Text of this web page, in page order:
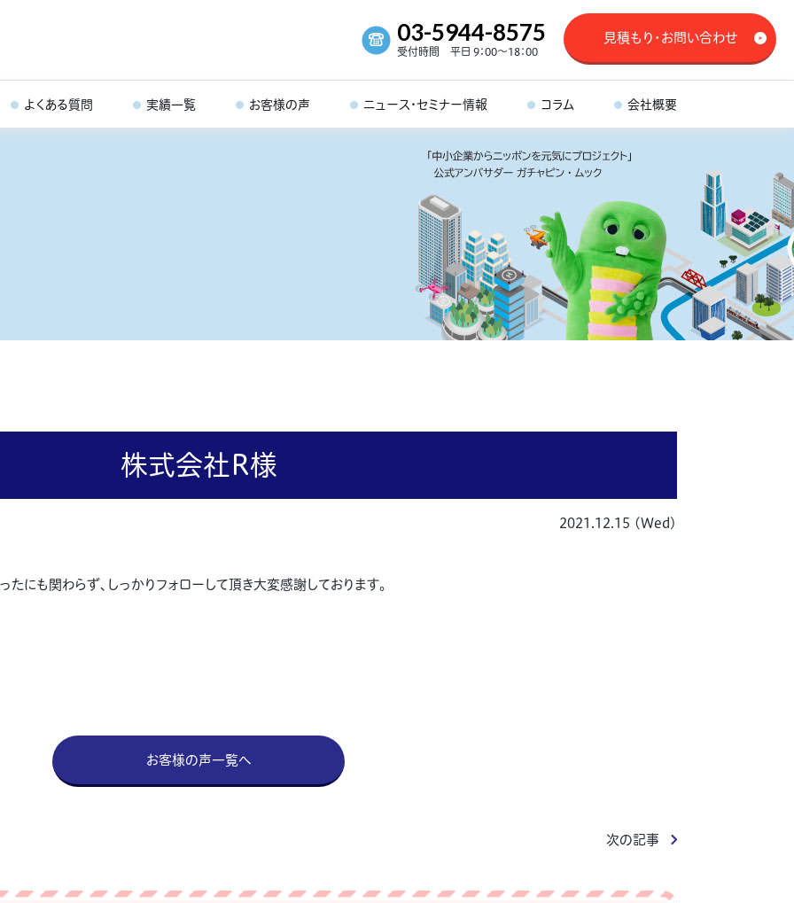
03-5944-8575
受付時間 平日 9：00～18：00
見積もり・お問い合わせ
よくある質問 実績一覧 お客様の声 ニュース・セミナー情報 コラム 会社概要
株式会社R様
2021.12.15 (Wed)
にも関わらず、しっかりフォローして頂き大変感謝しております。
お客様の声一覧へ
次の記事